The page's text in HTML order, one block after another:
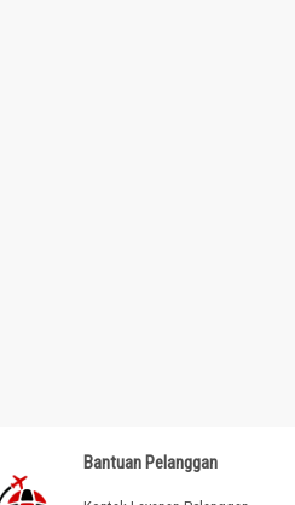
Bantuan Pelanggan